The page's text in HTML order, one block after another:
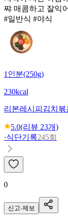
쨔 매콤하고 잘익
#일반식 #야식
1인분(250g)
230kcal
리본레시피 김치볶
5.0(리뷰 23개)
·식단기록245회
0
신고·제보